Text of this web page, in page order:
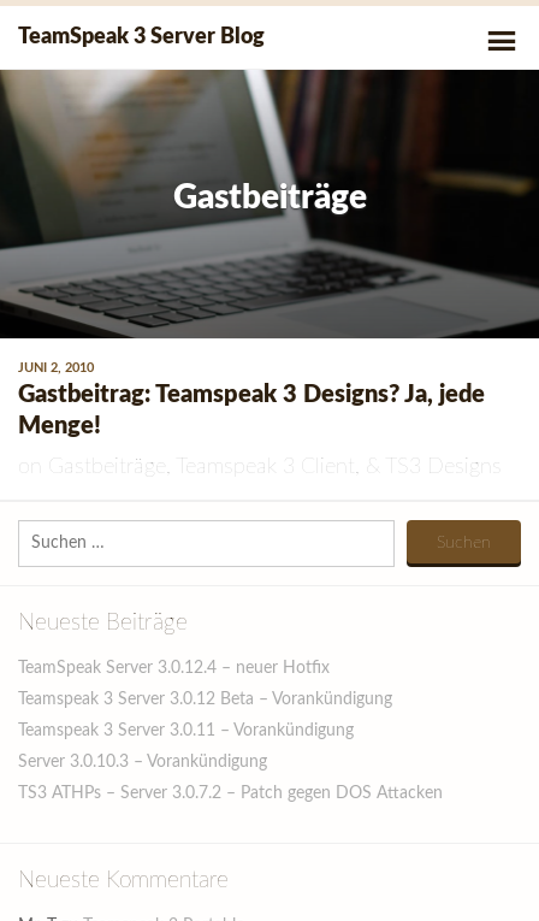
content
TeamSpeak 3 Server Blog
Gastbeiträge
JUNI 2, 2010
Gastbeitrag: Teamspeak 3 Designs? Ja, jede
Menge!
Gastbeiträge , Teamspeak 3 Client , & TS3 Designs
Suchen
Neueste Beiträge
TeamSpeak Server 3.0.12.4 – neuer Hotfix
Teamspeak 3 Server 3.0.12 Beta – Vorankündigung
Teamspeak 3 Server 3.0.11 – Vorankündigung
Server 3.0.10.3 – Vorankündigung
TS3 ATHPs – Server 3.0.7.2 – Patch gegen DOS Attacken
Neueste Kommentare